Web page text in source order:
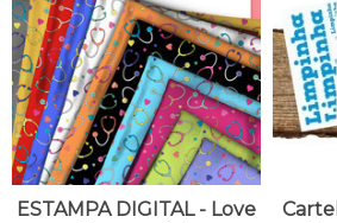
ESTAMPA DIGITAL - Love